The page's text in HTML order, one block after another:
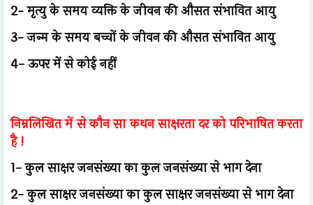
2- मृत्यु के समय व्यक्ति के जीवन की औसत संभावित आयु
3- जन्म के समय बच्चों के जीवन की औसत संभावित आयु
4- ऊपर में से कोई नहीं
निम्नलिखित में से कौन सा कथन साक्षरता दर को परिभाषित करता
है !
1- कुल साक्षर जनसंख्या का कुल जनसंख्या से भाग देना
2- कुल साक्षर जनसंख्या का कुल साक्षर जनसंख्या से भाग देना